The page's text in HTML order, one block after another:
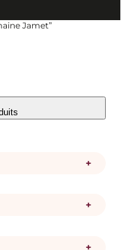
Jamet”
+
+
+